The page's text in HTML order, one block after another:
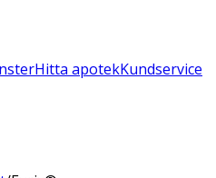
Hitta apotekKundservice